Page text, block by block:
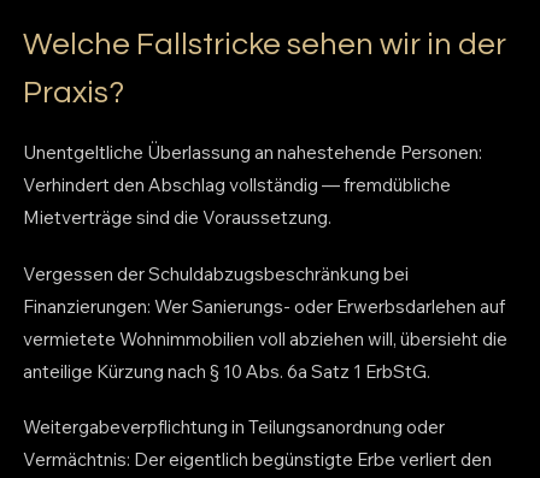
Welche Fallstricke sehen wir in der
Praxis?
Unentgeltliche Überlassung an nahestehende Personen:
Verhindert den Abschlag vollständig — fremdübliche
Mietverträge sind die Voraussetzung.
Vergessen der Schuldabzugsbeschränkung bei
Finanzierungen: Wer Sanierungs- oder Erwerbsdarlehen auf
vermietete Wohnimmobilien voll abziehen will, übersieht die
anteilige Kürzung nach § 10 Abs. 6a Satz 1 ErbStG.
Weitergabeverpflichtung in Teilungsanordnung oder
Vermächtnis: Der eigentlich begünstigte Erbe verliert den